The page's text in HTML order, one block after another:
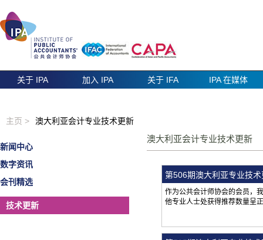
关于 IPA 加入 IPA 关于 IFA IPA 在媒体
主页 > 澳大利亚会计专业技术更新
新闻中心
数字资讯
会刊精选
技术更新
澳大利亚会计专业技术更新
第506期澳大利亚专业技
作为公共会计师协会的会员，
他专业人士处获得推荐数量呈